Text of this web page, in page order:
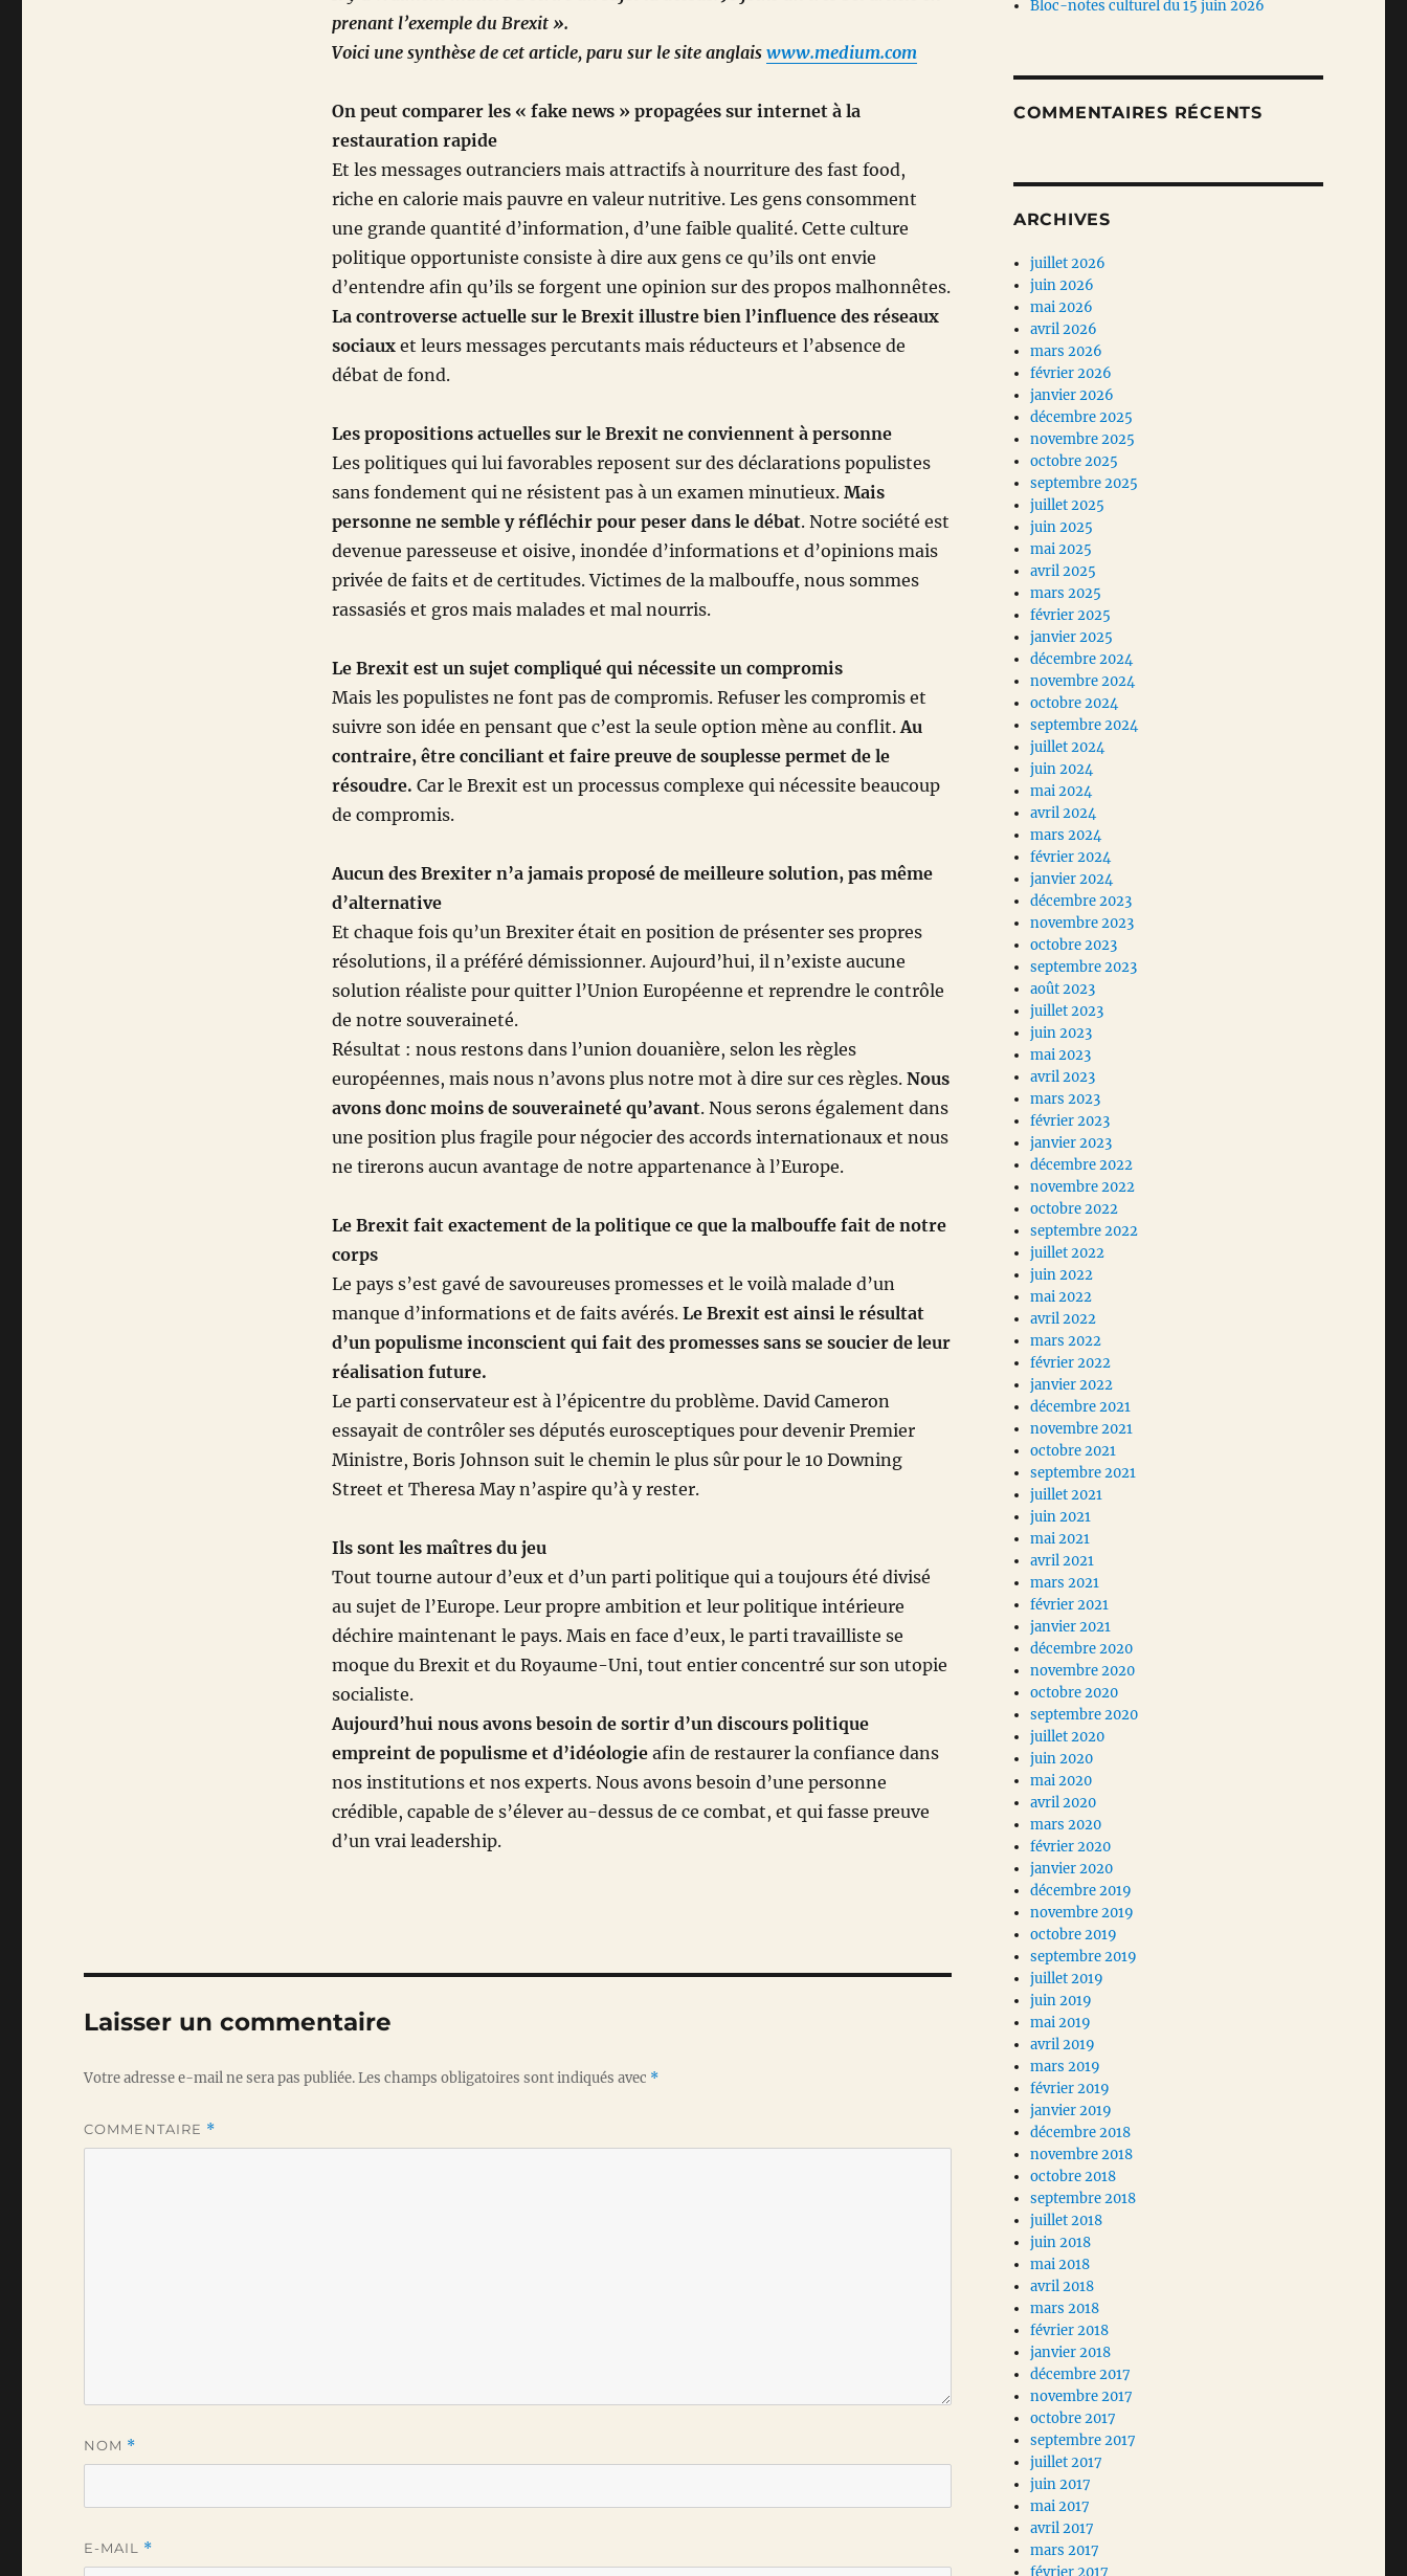
prenant l’exemple du Brexit ».
Voici une synthèse de cet article, paru sur le site anglais www.medium.com
On peut comparer les « fake news » propagées sur internet à la
restauration rapide
Et les messages outranciers mais attractifs à nourriture des fast food,
riche en calorie mais pauvre en valeur nutritive. Les gens consomment
une grande quantité d’information, d’une faible qualité. Cette culture
politique opportuniste consiste à dire aux gens ce qu’ils ont envie
d’entendre afin qu’ils se forgent une opinion sur des propos malhonnêtes.
La controverse actuelle sur le Brexit illustre bien l’influence des réseaux
sociauxet leurs messages percutants mais réducteurs et l’absence de
débat de fond.
Les propositions actuelles sur le Brexit ne conviennent à personne
Les politiques qui lui favorables reposent sur des déclarations populistes
sans fondement qui ne résistent pas à un examen minutieux. Mais
personne ne semble y réfléchir pour peser dans le débat. Notre société est
devenue paresseuse et oisive, inondée d’informations et d’opinions mais
privée de faits et de certitudes. Victimes de la malbouffe, nous sommes
rassasiés et gros mais malades et mal nourris.
Le Brexit est un sujet compliqué qui nécessite un compromis
Mais les populistes ne font pas de compromis. Refuser les compromis et
suivre son idée en pensant que c’est la seule option mène au conflit.Au
contraire, être conciliant et faire preuve de souplesse permet de le
résoudre. Car le Brexit est un processus complexe qui nécessite beaucoup
de compromis.
Aucun des Brexiter n’a jamais proposé de meilleure solution, pas même
d’alternative
Et chaque fois qu’un Brexiter était en position de présenter ses propres
résolutions, il a préféré démissionner. Aujourd’hui, il n’existe aucune
solution réaliste pour quitter l’Union Européenne et reprendre le contrôle
de notre souveraineté.
Résultat : nous restons dans l’union douanière, selon les règles
européennes, mais nous n’avons plus notre mot à dire sur ces règles. Nous
avons donc moins de souveraineté qu’avant. Nous serons également dans
une position plus fragile pour négocier des accords internationaux et nous
ne tirerons aucun avantage de notre appartenance à l’Europe.
Le Brexit fait exactement de la politique ce que la malbouffe fait de notre
corps
Le pays s’est gavé de savoureuses promesses et le voilà malade d’un
manque d’informations et de faits avérés. Le Brexit est ainsi le résultat
d’un populisme inconscient qui fait des promesses sans se soucier de leur
réalisation future.
Le parti conservateur est à l’épicentre du problème. David Cameron
essayait de contrôler ses députés eurosceptiques pour devenir Premier
Ministre, Boris Johnson suit le chemin le plus sûr pour le 10 Downing
Street et Theresa May n’aspire qu’à y rester.
Ils sont les maîtres du jeu
Tout tourne autour d’eux et d’un parti politique qui a toujours été divisé
au sujet de l’Europe. Leur propre ambition et leur politique intérieure
déchire maintenant le pays. Mais en face d’eux, le parti travailliste se
moque du Brexit et du Royaume-Uni, tout entier concentré sur son utopie
socialiste.
Aujourd’hui nous avons besoin de sortir d’un discours politique
empreint de populisme et d’idéologieafin de restaurer la confiance dans
nos institutions et nos experts. Nous avons besoin d’une personne
crédible, capable de s’élever au-dessus de ce combat, et qui fasse preuve
d’un vrai leadership.
Laisser un commentaire
Votre adresse e-mail ne sera pas publiée.Les champs obligatoires sont indiqués avec *
COMMENTAIRE *
NOM *
E-MAIL *
Bloc-notes culturel du 15 juin 2026
COMMENTAIRES RÉCENTS
ARCHIVES
juillet 2026
juin 2026
mai 2026
avril 2026
mars 2026
février 2026
janvier 2026
décembre 2025
novembre 2025
octobre 2025
septembre 2025
juillet 2025
juin 2025
mai 2025
avril 2025
mars 2025
février 2025
janvier 2025
décembre 2024
novembre 2024
octobre 2024
septembre 2024
juillet 2024
juin 2024
mai 2024
avril 2024
mars 2024
février 2024
janvier 2024
décembre 2023
novembre 2023
octobre 2023
septembre 2023
août 2023
juillet 2023
juin 2023
mai 2023
avril 2023
mars 2023
février 2023
janvier 2023
décembre 2022
novembre 2022
octobre 2022
septembre 2022
juillet 2022
juin 2022
mai 2022
avril 2022
mars 2022
février 2022
janvier 2022
décembre 2021
novembre 2021
octobre 2021
septembre 2021
juillet 2021
juin 2021
mai 2021
avril 2021
mars 2021
février 2021
janvier 2021
décembre 2020
novembre 2020
octobre 2020
septembre 2020
juillet 2020
juin 2020
mai 2020
avril 2020
mars 2020
février 2020
janvier 2020
décembre 2019
novembre 2019
octobre 2019
septembre 2019
juillet 2019
juin 2019
mai 2019
avril 2019
mars 2019
février 2019
janvier 2019
décembre 2018
novembre 2018
octobre 2018
septembre 2018
juillet 2018
juin 2018
mai 2018
avril 2018
mars 2018
février 2018
janvier 2018
décembre 2017
novembre 2017
octobre 2017
septembre 2017
juillet 2017
juin 2017
mai 2017
avril 2017
mars 2017
février 2017